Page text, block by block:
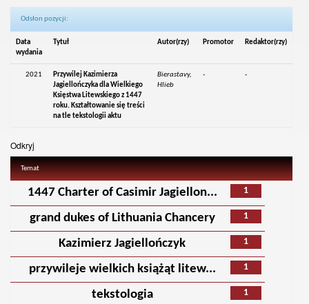
Odsłon pozycji:
Data
wydania
Tytuł Autor(rzy) Promotor Redaktor(rzy)
2021
Przywilej Kazimierza
Jagiellończyka dla Wielkiego
Księstwa Litewskiego z 1447
roku. Kształtowanie się treści
na tle tekstologii aktu
Bierastavy,
Hlieb
- -
Odkryj
Temat
1
1447 Charter of Casimir Jagiellon...
1
grand dukes of Lithuania Chancery
1
Kazimierz Jagiellończyk
1
przywileje wielkich książąt litew...
1
tekstologia